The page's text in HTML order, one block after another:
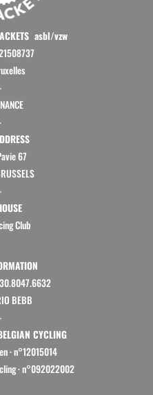
asbl/vzw
67
Club
BEBB
CYCLING
·n°12015014
·n°092022002